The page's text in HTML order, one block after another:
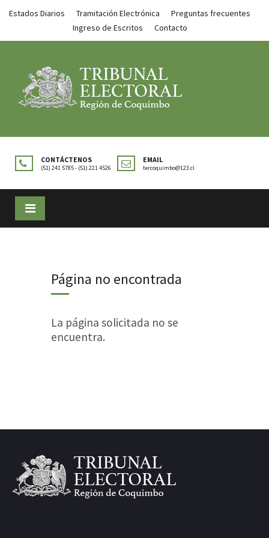
Estados Diarios Tramitación Electrónica
Preguntas frecuentes
Ingreso de Escritos
Contacto
CONTÁCTENOS
(51) 241 5785 - (51) 221 4526
EMAIL
tercoquimbo@123.cl
Página no encontrada
La página solicitada no se
encuentra.